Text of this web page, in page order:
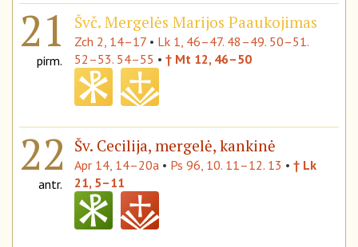
21
pirm.
Švč. Mergelės Marijos Paaukojimas
Zch 2, 14–17 • Lk 1, 46–47. 48–49. 50–51.
52–53. 54–55 • † Mt 12, 46–50
22
antr.
Šv. Cecilija, mergelė, kankinė
Apr 14, 14–20a • Ps 96, 10. 11–12. 13 • † Lk
21, 5–11